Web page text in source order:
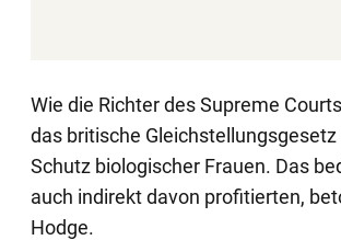
Wie die Richter des Supreme
das britische
Schutz biologischer Frauen. Das
auch indirekt davon profitierten,
Hodge.